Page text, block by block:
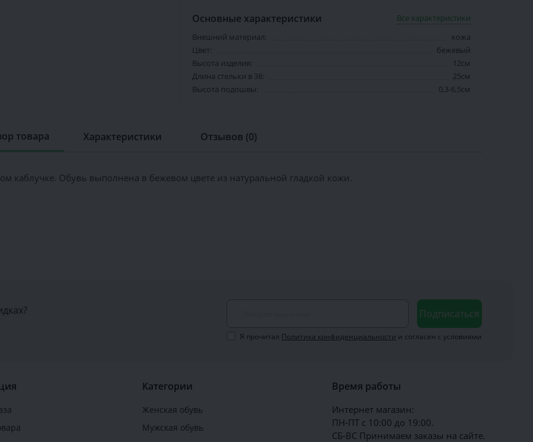
Основные характеристики
Все характеристики
Внешний материал:
кожа
Цвет:
бежевый
Высота изделия:
12см
Длина стельки в 38:
25см
Высота подошвы:
0,3-6,5см
товара Характеристики Отзывов (0)
Обувь выполнена в бежевом цвете из натуральной гладкой кожи.
Подписаться
Я прочитал Политика конфиденциальности и согласен с условиями
Категории
Женская обувь
Мужская обувь
Время работы
Интернет магазин:
ПН-ПТ с 10:00 до 19:00.
СБ-ВС Принимаем заказы на сайте.